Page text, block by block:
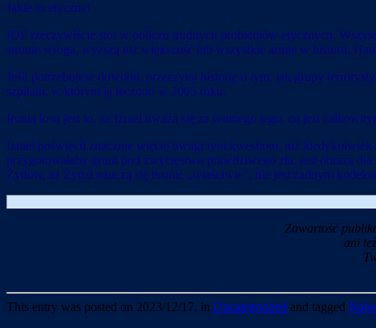
Jakie to etyczne!
IDF rzeczywiście stoi w obliczu trudnych problemów etycznych.
stronie wroga, wyższą niż większość lub wszystkie armie w historii.
Jeśli potrzebujesz dowodu, przeczytaj historię o tym, jak grupy
szpitalu, w którym ją leczono w 2005 roku.
Ironią losu jest to, że Izrael uważa się za winnego tego, co jest
Izrael poświęcił znacznie więcej uwagi tym kwestiom, niż
przygotowałaby grunt pod zwycięstwo prawdziwego zła, jest obrazą
Żydów, aż Żydzi nauczą się bronić „właściwie”, nie jest żadnym
Zawartość
ani
This entry was posted on 2023/12/17, in Uncategorized and tagged